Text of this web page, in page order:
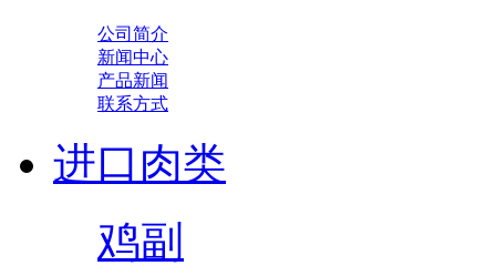
公司简介
新闻中心
产品新闻
联系方式
进口肉类
鸡副